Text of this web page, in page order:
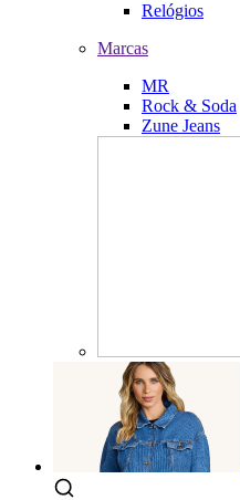
Relógios
Marcas
MR
Rock & Soda
Zune Jeans